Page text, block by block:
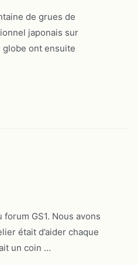
de grues de
japonais sur
globe ont ensuite
GS1. Nous avons
était d’aider chaque
un coin …